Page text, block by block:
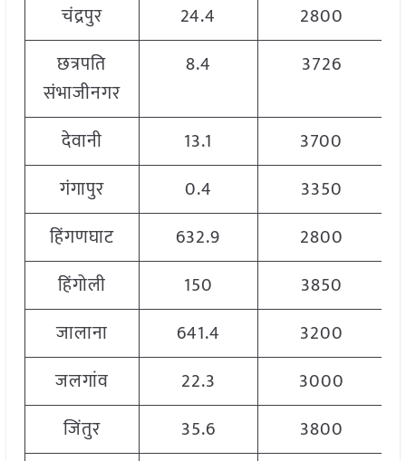
चंद्रपुर
24.4
2800
छत्रपति
संभाजीनगर
8.4 3726
देवानी 13.1
3700
गंगापुर
0.4
3350
हिंगणघाट
632.9
2800
हिंगोली
150
3850
जालाना
641.4
3200
जलगांव
22.3
3000
जिंतुर
35.6
3800